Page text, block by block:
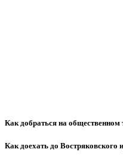
Как добраться на общественном
Как доехать до Востряковского